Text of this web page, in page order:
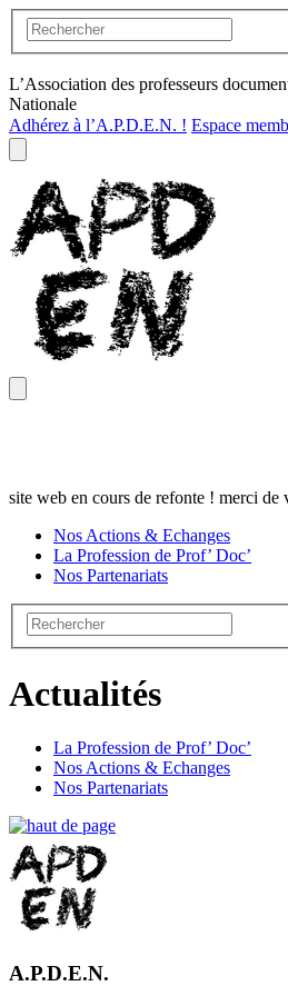
L’Association des professeurs
Nationale
Adhérez à l’A.P.D.E.N. ! Espace
site web en cours de refonte ! merci de
Nos Actions & Echanges
La Profession de Prof’ Doc’
Nos Partenariats
Actualités
La Profession de Prof’ Doc’
Nos Actions & Echanges
Nos Partenariats
A.P.D.E.N.